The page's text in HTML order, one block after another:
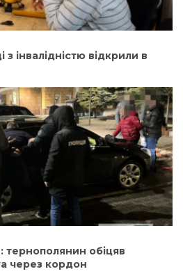
інвалідністю відкрили в
тернополянин обіцяв
через кордон